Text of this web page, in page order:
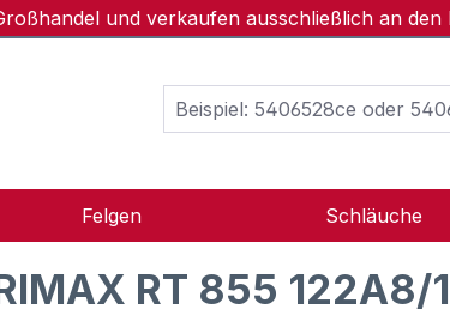
und verkaufen ausschließlich an
Felgen Schläuche
RT 855 122A8/